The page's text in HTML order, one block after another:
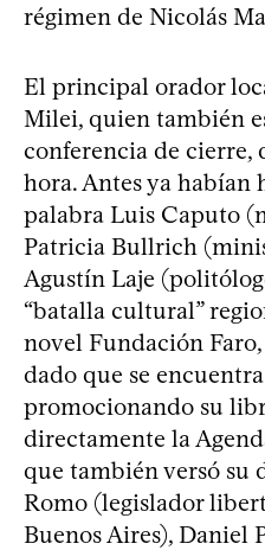
régimen de Nicolás
El principal orador
Milei, quien también
conferencia de cierre,
hora. Antes ya habían
palabra Luis Caputo
Patricia Bullrich
Agustín Laje
“batalla cultural”
novel Fundación
dado que se
promocionando su
directamente la
que también versó su
Romo (legislador
Buenos Aires), Daniel